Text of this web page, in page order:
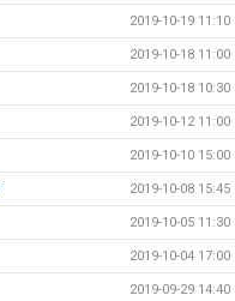
2019-10-19 11:10
2019-10-18 11:00
2019-10-18 10:30
2019-10-12 11:00
2019-10-10 15:00
2019-10-08 15:45
2019-10-05 11:30
2019-10-04 17:00
2019-09-29 14:40